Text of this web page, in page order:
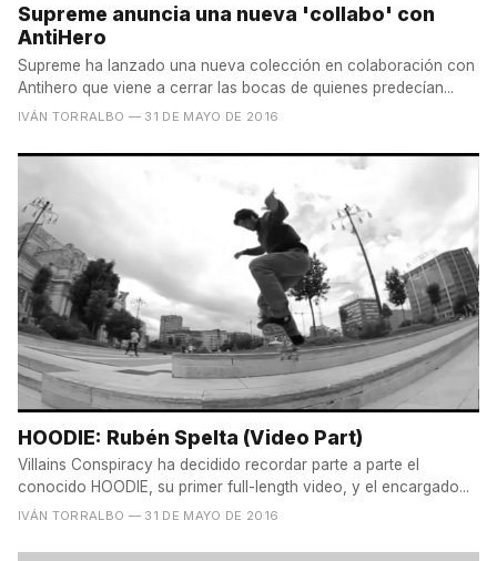
Supreme anuncia una nueva 'collabo' con
AntiHero
Supreme ha lanzado una nueva colección en colaboración con
Antihero que viene a cerrar las bocas de quienes predecían...
IVÁN TORRALBO — 31 DE MAYO DE 2016
HOODIE: Rubén Spelta (Video Part)
Villains Conspiracy ha decidido recordar parte a parte el
conocido HOODIE, su primer full-length video, y el encargado...
IVÁN TORRALBO — 31 DE MAYO DE 2016